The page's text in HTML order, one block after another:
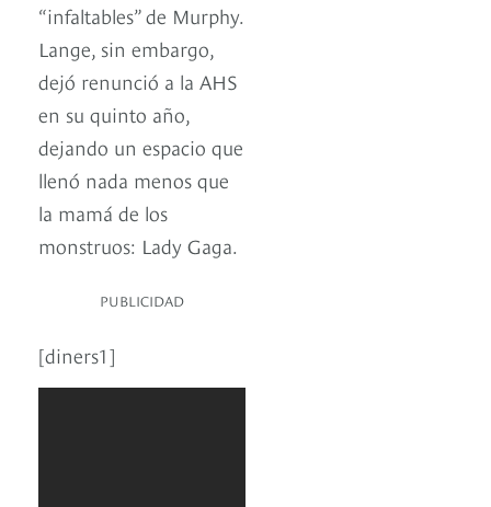
“infaltables” de Murphy.
Lange, sin embargo,
dejó renunció a la AHS
en su quinto año,
dejando un espacio que
llenó nada menos que
la mamá de los
monstruos: Lady Gaga.
PUBLICIDAD
[diners1]